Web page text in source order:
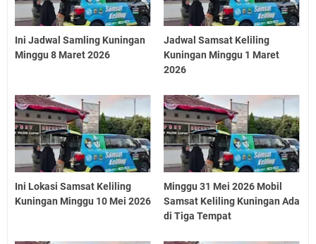
Ini Jadwal Samling Kuningan
Minggu 8 Maret 2026
Jadwal Samsat Keliling
Kuningan Minggu 1 Maret
2026
Ini Lokasi Samsat Keliling
Kuningan Minggu 10 Mei 2026
Minggu 31 Mei 2026 Mobil
Samsat Keliling Kuningan Ada
di Tiga Tempat